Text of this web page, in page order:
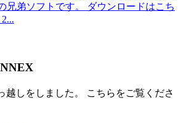
兄弟ソフトです。 ダウンロードはこち
越しをしました。 こちらをご覧くださ